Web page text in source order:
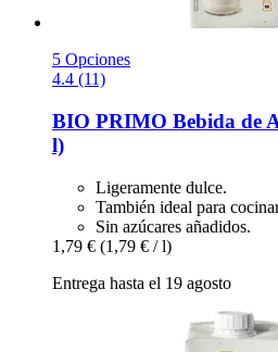
5 Opciones
4.4 (11)
BIO PRIMO Bebida de
l)
Ligeramente dulce.
También ideal para
Sin azúcares añadidos.
1,79 € (1,79 € / l)
Entrega hasta el 19 agosto